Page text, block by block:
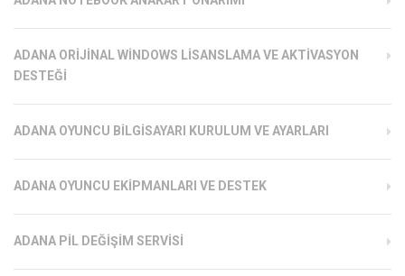
ADANA ORIJINAL WINDOWS LISANSLAMA VE AKTIVASYON
DESTEĞI
ADANA OYUNCU BILGISAYARI KURULUM VE AYARLARI
ADANA OYUNCU EKIPMANLARI VE DESTEK
ADANA PIL DEĞIŞIM SERVISI